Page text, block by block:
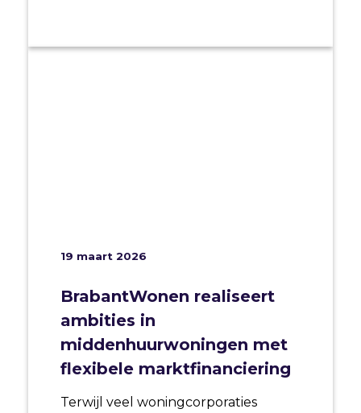
19 maart 2026
BrabantWonen realiseert
ambities in
middenhuurwoningen met
flexibele marktfinanciering
Terwijl veel woningcorporaties